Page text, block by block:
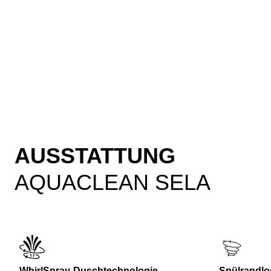
AUSSTATTUNG
AQUACLEAN SELA